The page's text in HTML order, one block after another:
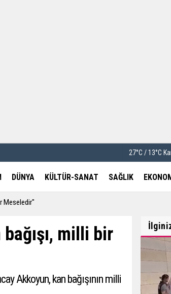
27°C / 13°C
DÜNYA KÜLTÜR-SANAT SAĞLIK
Meseledir"
milli bir
Akkoyun, kan bağışının milli